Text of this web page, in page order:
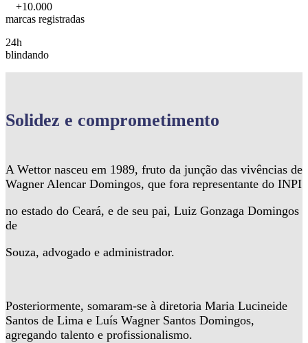
+10.000
marcas registradas
24h
blindando
Solidez e comprometimento
A Wettor nasceu em 1989, fruto da junção das vivências de
Wagner Alencar Domingos, que fora representante do INPI
no estado do Ceará, e de seu pai, Luiz Gonzaga Domingos
de
Souza, advogado e administrador.
Posteriormente, somaram-se à diretoria Maria Lucineide
Santos de Lima e Luís Wagner Santos Domingos,
agregando talento e profissionalismo.